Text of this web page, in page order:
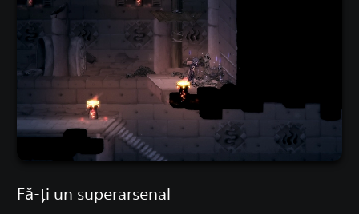
Fă-ți un superarsenal